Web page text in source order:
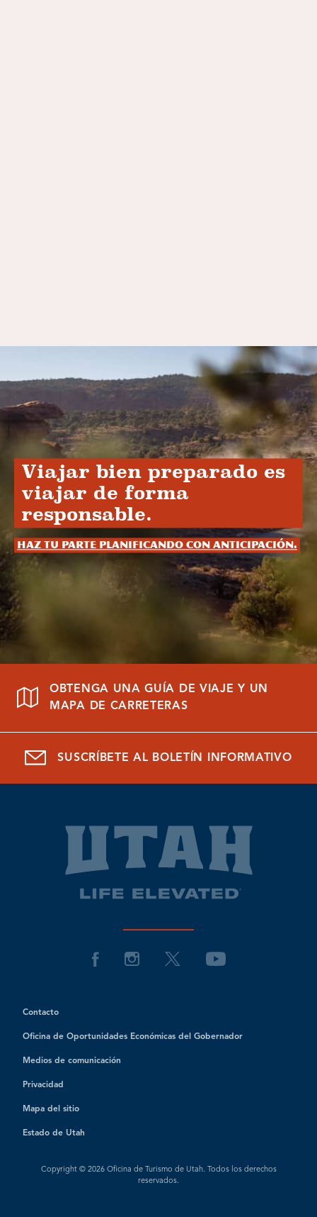
Viajar bien preparado es
viajar de forma
responsable.
Haz tu parte planificando con anticipación.
OBTENGA UNA GUÍA DE VIAJE Y UN
MAPA DE CARRETERAS
SUSCRÍBETE AL BOLETÍN INFORMATIVO
Contacto
Oficina de Oportunidades Económicas del Gobernador
Medios de comunicación
Privacidad
Mapa del sitio
Estado de Utah
Copyright © 2026 Oficina de Turismo de Utah. Todos los derechos
reservados.